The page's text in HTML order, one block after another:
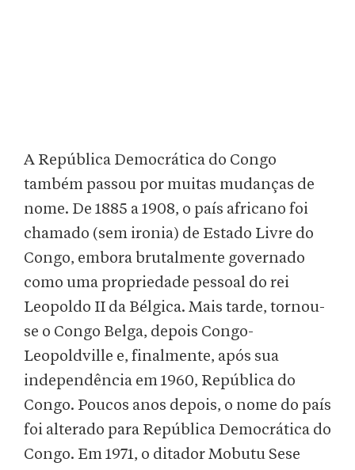
A República Democrática do Congo
também passou por muitas mudanças de
nome. De 1885 a 1908, o país africano foi
chamado (sem ironia) de Estado Livre do
Congo, embora brutalmente governado
como uma propriedade pessoal do rei
Leopoldo II da Bélgica. Mais tarde, tornou-
se o Congo Belga, depois Congo-
Leopoldville e, finalmente, após sua
independência em 1960, República do
Congo. Poucos anos depois, o nome do país
foi alterado para República Democrática do
Congo. Em 1971, o ditador Mobutu Sese